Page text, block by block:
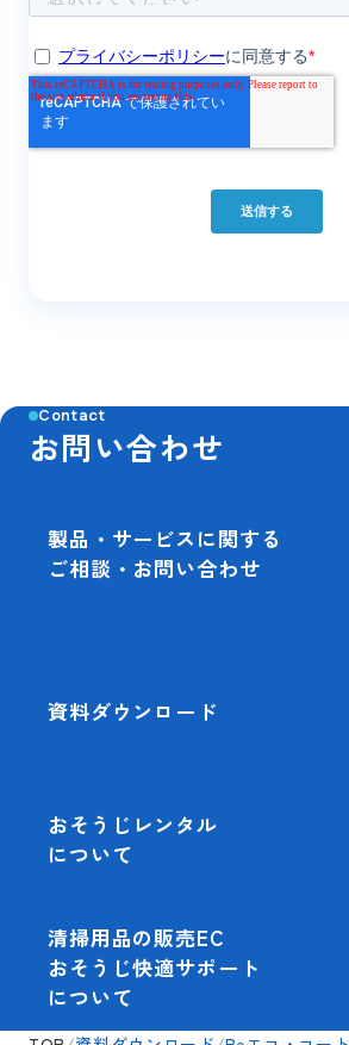
Contact
お問い合わせ
製品・サービスに関する
ご相談・お問い合わせ
資料ダウンロード
おそうじレンタル
について
清掃用品の販売EC
おそうじ快適サポート
について